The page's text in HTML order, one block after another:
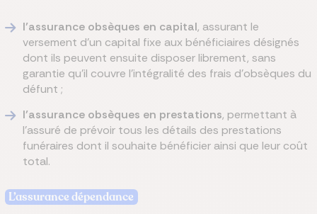
l’assurance obsèques en capital, assurant le
versement d’un capital fixe aux bénéficiaires désignés
dont ils peuvent ensuite disposer librement, sans
garantie qu’il couvre l'intégralité des frais d’obsèques du
défunt ;
l’assurance obsèques en prestations, permettant à
l’assuré de prévoir tous les détails des prestations
funéraires dont il souhaite bénéficier ainsi que leur coût
total.
L’assurance dépendance